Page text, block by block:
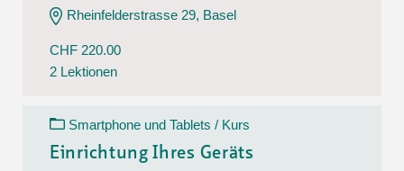
Rheinfelderstrasse 29, Basel
CHF 220.00
2 Lektionen
Smartphone und Tablets / Kurs
Einrichtung Ihres Geräts